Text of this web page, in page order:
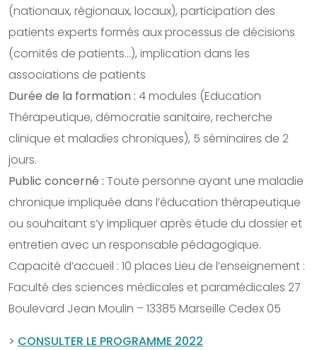
(nationaux, régionaux, locaux), participation des
patients experts formés aux processus de décisions
(comités de patients…), implication dans les
associations de patients
Durée de la formation : 4 modules (Education
Thérapeutique, démocratie sanitaire, recherche
clinique et maladies chroniques), 5 séminaires de 2
jours.
Public concerné : Toute personne ayant une maladie
chronique impliquée dans l’éducation thérapeutique
ou souhaitant s’y impliquer après étude du dossier et
entretien avec un responsable pédagogique.
Capacité d’accueil : 10 places Lieu de l’enseignement :
Faculté des sciences médicales et paramédicales 27
Boulevard Jean Moulin – 13385 Marseille Cedex 05
> CONSULTER LE PROGRAMME 2022